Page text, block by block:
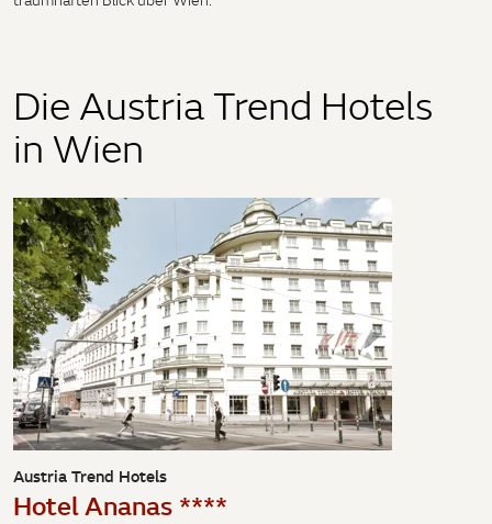
Die Austria Trend Hotels
in Wien
Austria Trend Hotels
Hotel Ananas ****